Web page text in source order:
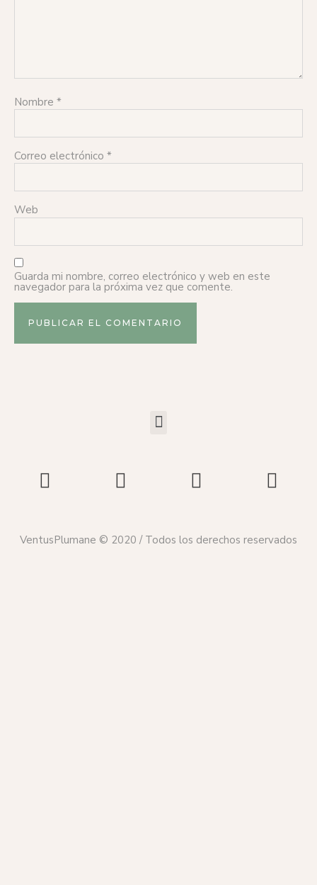
Nombre *
Correo electrónico *
Web
Guarda mi nombre, correo electrónico y web en este
navegador para la próxima vez que comente.
VentusPlumane © 2020 / Todos los derechos reservados